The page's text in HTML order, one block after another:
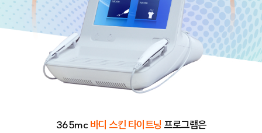
365mc 바디 스킨 타이트닝 프로그램은